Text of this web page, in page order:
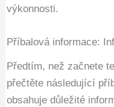
výkonnosti.
Příbalová informace:
Předtím, než začnete
přečtěte následující
obsahuje důležité